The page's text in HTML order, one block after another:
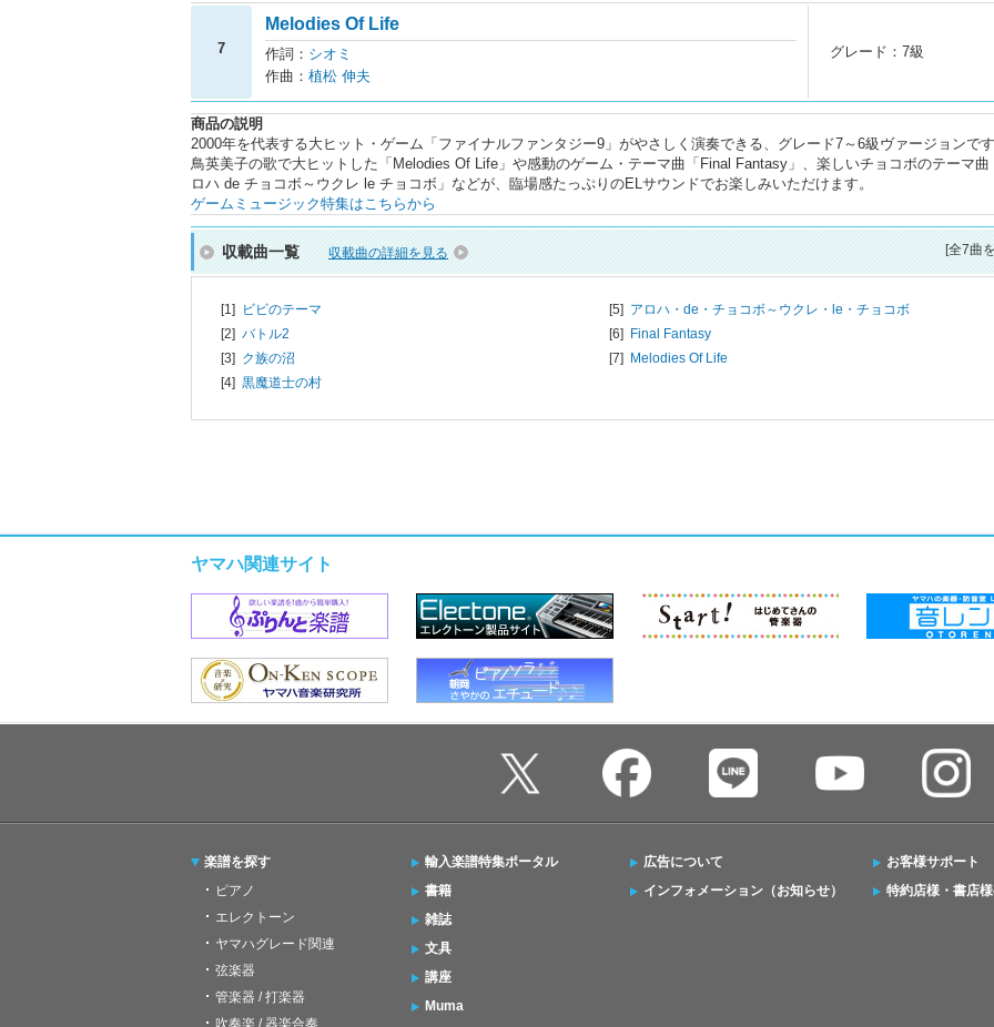
7
Melodies Of Life
作詞： シオミ
作曲： 植松 伸夫
グレード：7級
商品の説明
2000年を代表する大ヒット・ゲーム「ファイナルファンタジー9」がやさしく演奏できる、グレード7～6級ヴァージョンで
鳥英美子の歌で大ヒットした「Melodies Of Life」や感動のゲーム・テーマ曲「Final Fantasy」、楽しいチョコボのテーマ曲
ロハ de チョコボ～ウクレ le チョコボ」などが、臨場感たっぷりのELサウンドでお楽しみいただけます。
ゲームミュージック特集はこちらから
収載曲一覧 収載曲の詳細を見る [全7曲
[1] ビビのテーマ
[2] バトル2
[3] ク族の沼
[4] 黒魔道士の村
[5] アロハ・de・チョコボ～ウクレ・le・チョコボ
[6] Final Fantasy
[7] Melodies Of Life
ヤマハ関連サイト
楽譜を探す
ピアノ
エレクトーン
ヤマハグレード関連
弦楽器
管楽器 / 打楽器
吹奏楽 / 器楽合奏
輸入楽譜特集ポータル
書籍
雑誌
文具
講座
Muma
広告について
インフォメーション（お知らせ）
お客様サポート
特約店様・書店